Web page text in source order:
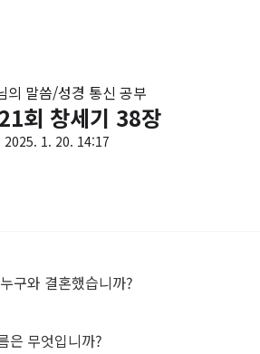
의 말씀/성경 통신 공부
회 창세기 38장
2025. 1. 20. 14:17
구와 결혼했습니까?
은 무엇입니까?